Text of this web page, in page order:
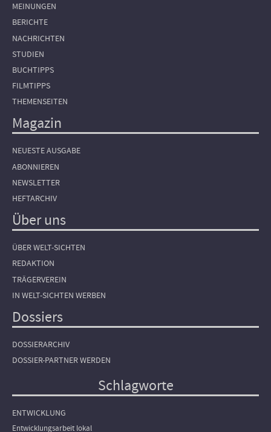
MEINUNGEN
BERICHTE
NACHRICHTEN
STUDIEN
BUCHTIPPS
FILMTIPPS
THEMENSEITEN
Magazin
NEUESTE AUSGABE
ABONNIEREN
NEWSLETTER
HEFTARCHIV
Über uns
ÜBER WELT-SICHTEN
REDAKTION
TRÄGERVEREIN
IN WELT-SICHTEN WERBEN
Dossiers
DOSSIERARCHIV
DOSSIER-PARTNER WERDEN
Schlagworte
ENTWICKLUNG
Entwicklungsarbeit lokal